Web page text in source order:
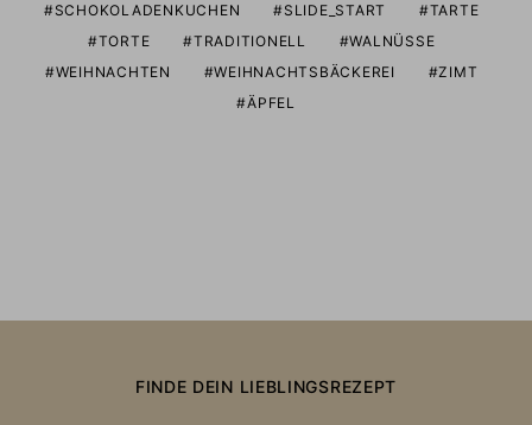
SCHOKOLADENKUCHEN
SLIDE_START
TARTE
TORTE
TRADITIONELL
WALNÜSSE
WEIHNACHTEN
WEIHNACHTSBÄCKEREI
ZIMT
ÄPFEL
FINDE DEIN LIEBLINGSREZEPT